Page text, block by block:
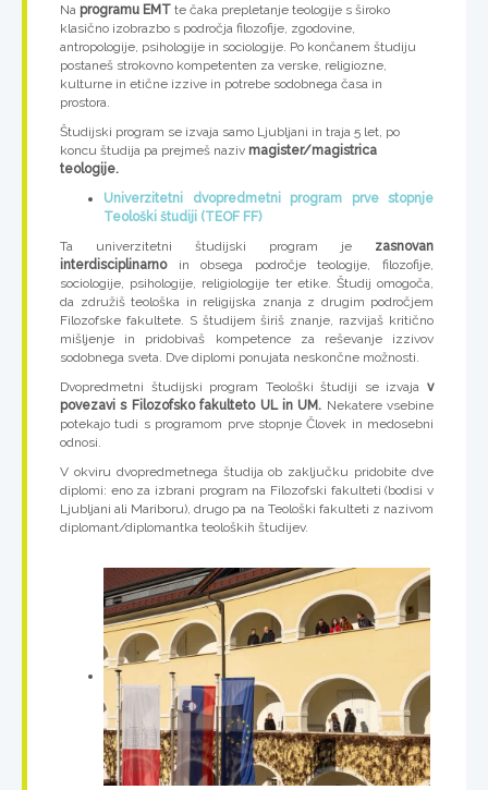
Na programu EMT te čaka prepletanje teologije s široko
klasično izobrazbo s področja filozofije, zgodovine,
antropologije, psihologije in sociologije. Po končanem študiju
postaneš strokovno kompetenten za verske, religiozne,
kulturne in etične izzive in potrebe sodobnega časa in
prostora.
Študijski program se izvaja samo Ljubljani in traja 5 let, po
koncu študija pa prejmeš naziv magister/magistrica
teologije.
Univerzitetni dvopredmetni program prve stopnje
Teološki študiji (TEOF FF)
Ta univerzitetni študijski program je zasnovan
interdisciplinarnoin obsega področje teologije, filozofije,
sociologije, psihologije, religiologije ter etike. Študij omogoča,
da združiš teološka in religijska znanja z drugim področjem
Filozofske fakultete. S študijem širiš znanje, razvijaš kritično
mišljenje in pridobivaš kompetence za reševanje izzivov
sodobnega sveta. Dve diplomi ponujata neskončne možnosti.
Dvopredmetni študijski program Teološki študiji se izvaja v
povezavi s Filozofsko fakulteto UL in UM. Nekatere vsebine
potekajo tudi s programom prve stopnje Človek in medosebni
odnosi.
V okviru dvopredmetnega študija ob zaključku pridobite dve
diplomi: eno za izbrani program na Filozofski fakulteti (bodisi v
Ljubljani ali Mariboru), drugo pa na Teološki fakulteti z nazivom
diplomant/diplomantka teoloških študijev.